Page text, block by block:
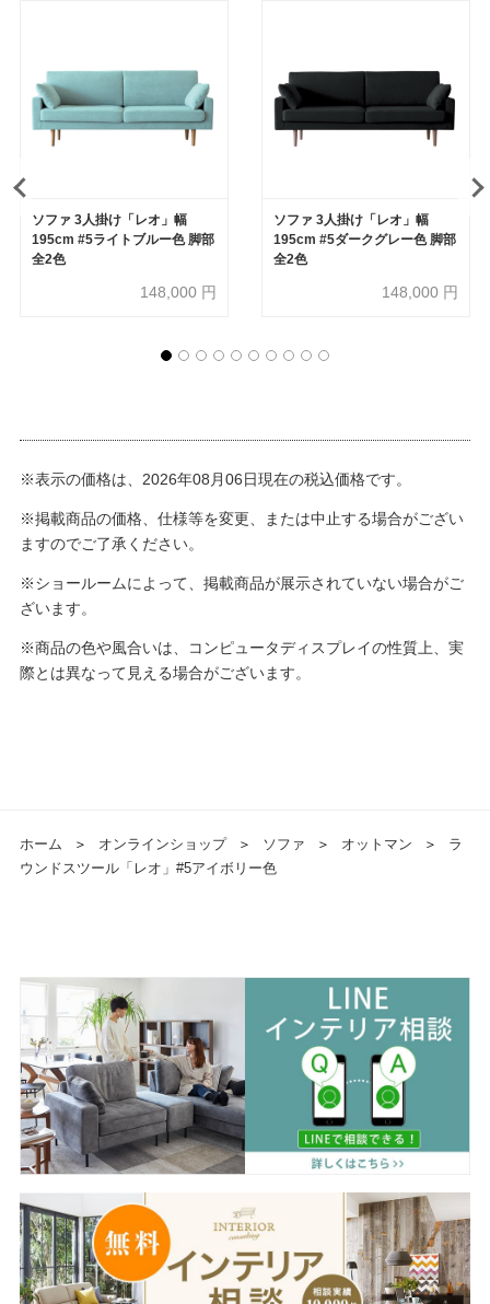
ソファ 3人掛け「レオ」幅
195cm #5ライトブルー色 脚部
全2色
148,000 円
ソファ 3人掛け「レオ」幅
195cm #5ダークグレー色 脚部
全2色
148,000 円
※表示の価格は、2026年08月06日現在の税込価格です。
※掲載商品の価格、仕様等を変更、または中止する場合がござい
ますのでご了承ください。
※ショールームによって、掲載商品が展示されていない場合がご
ざいます。
※商品の色や風合いは、コンピュータディスプレイの性質上、実
際とは異なって見える場合がございます。
ホーム ＞ オンラインショップ ＞ ソファ ＞ オットマン ＞
ラ
ウンドスツール「レオ」#5アイボリー色